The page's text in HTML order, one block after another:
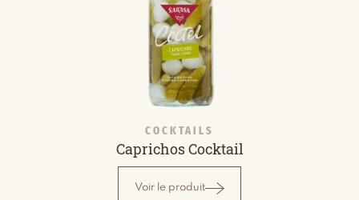
COCKTAILS
Caprichos Cocktail
Voir le produit